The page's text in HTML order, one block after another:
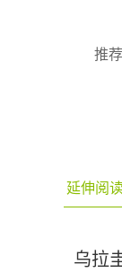
推
延伸阅
乌拉